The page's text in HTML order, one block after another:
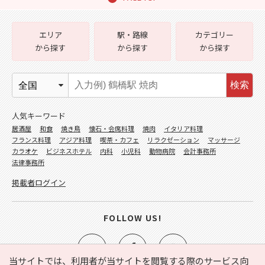
当サイトでは、利用者が当サイトを閲覧する際のサービス向
エリア
から探す
駅・路線
から探す
カテゴリー
から探す
検索
人気キーワード
居酒屋 和食 焼き鳥 懐石・会席料理 焼肉
イタリア料理
フランス料理
アジア料理 喫茶・カフェ リラクゼーション
マッサージ
カラオケ
ビジネスホテル 内科 小児科 動物病院
会計事務所
法律事務所
掲載者ログイン
FOLLOW US!